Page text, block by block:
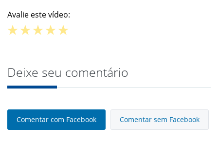
Avalie este vídeo:
Deixe seu comentário
Comentar com Facebook Comentar sem Facebook